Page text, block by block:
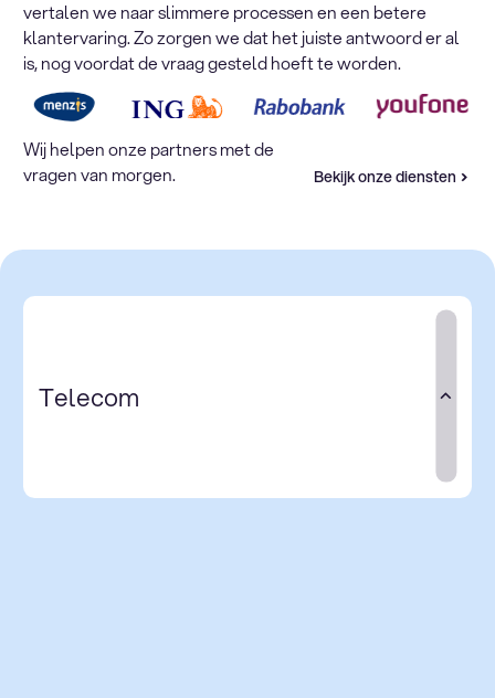
vertalen we naar slimmere processen en een betere
klantervaring. Zo zorgen we dat het juiste antwoord er al
is, nog voordat de vraag gesteld hoeft te worden.
Wij helpen onze partners met de
vragen van morgen.
Bekijk onze diensten
Telecom